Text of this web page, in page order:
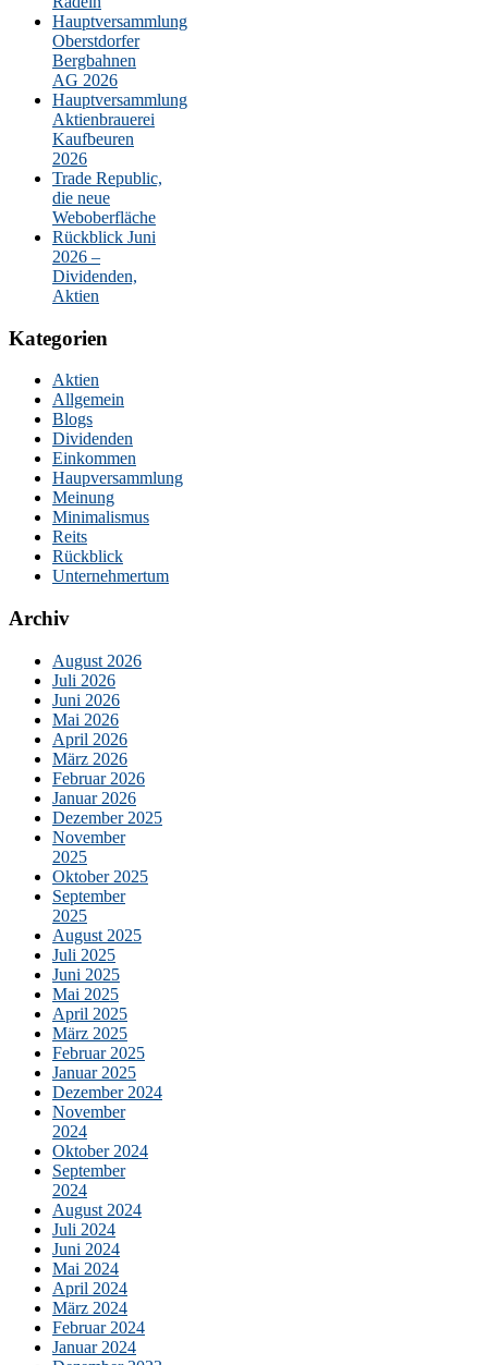
Hauptversammlung
Oberstdorfer
Bergbahnen
AG 2026
Hauptversammlung
Aktienbrauerei
Kaufbeuren
2026
Trade Republic,
die neue
Weboberfläche
Rückblick Juni
2026 –
Dividenden,
Aktien
Kategorien
Aktien
Allgemein
Blogs
Dividenden
Einkommen
Haupversammlung
Meinung
Minimalismus
Reits
Rückblick
Unternehmertum
Archiv
August 2026
Juli 2026
Juni 2026
Mai 2026
April 2026
März 2026
Februar 2026
Januar 2026
Dezember 2025
November
2025
Oktober 2025
September
2025
August 2025
Juli 2025
Juni 2025
Mai 2025
April 2025
März 2025
Februar 2025
Januar 2025
Dezember 2024
November
2024
Oktober 2024
September
2024
August 2024
Juli 2024
Juni 2024
Mai 2024
April 2024
März 2024
Februar 2024
Januar 2024